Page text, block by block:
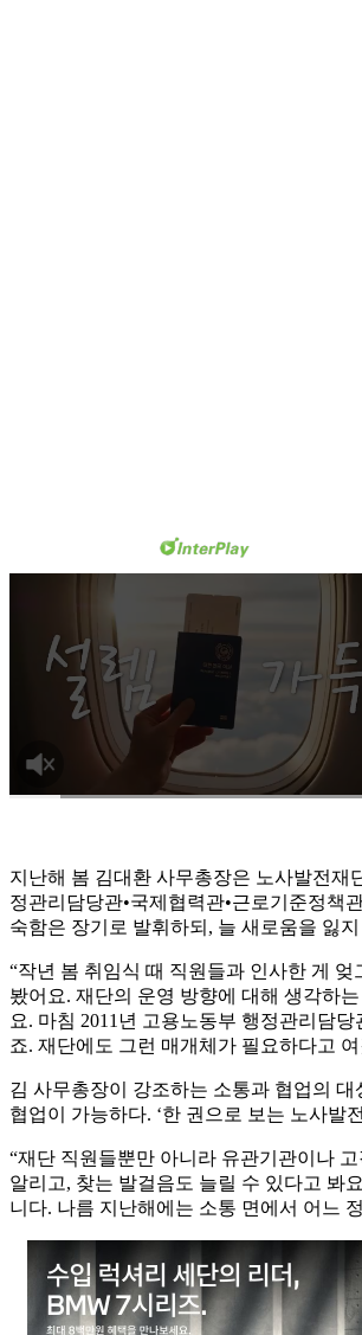
지난해 봄 김대환 사무총장은 노사발전재
정관리담당관•국제협력관•근로기준정책
숙함은 장기로 발휘하되, 늘 새로움을 잃
“작년 봄 취임식 때 직원들과 인사한 게
봤어요. 재단의 운영 방향에 대해 생각하
요. 마침 2011년 고용노동부 행정관리담
죠. 재단에도 그런 매개체가 필요하다고
김 사무총장이 강조하는 소통과 협업의
협업이 가능하다. ‘한 권으로 보는 노사발
“재단 직원들뿐만 아니라 유관기관이나
알리고, 찾는 발걸음도 늘릴 수 있다고 봐
니다. 나름 지난해에는 소통 면에서 어느